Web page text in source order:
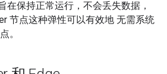
在保持正常运行，不会丢失数据，
节点这种弹性可以有效地 无需系统
。